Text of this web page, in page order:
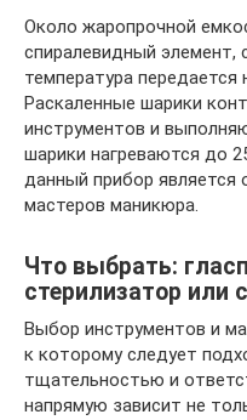
Около жаропрочной
спиралевидный элемент,
температура передается
Раскаленные шарики
инструментов и
шарики нагреваются до
данный прибор является
мастеров маникюра.
Что выбрать:
стерилизатор или
Выбор инструментов и
к которому следует
тщательностью и
напрямую зависит не